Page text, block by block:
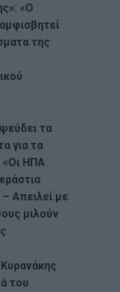
«Ο
της
τα
για τα
«Οι ΗΠΑ
Απειλεί με
μιλούν
του